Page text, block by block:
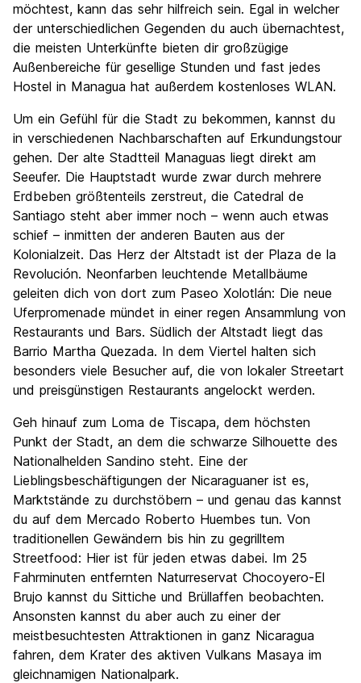
möchtest, kann das sehr hilfreich sein. Egal in welcher
der unterschiedlichen Gegenden du auch übernachtest,
die meisten Unterkünfte bieten dir großzügige
Außenbereiche für gesellige Stunden und fast jedes
Hostel in Managua hat außerdem kostenloses WLAN.
Um ein Gefühl für die Stadt zu bekommen, kannst du
in verschiedenen Nachbarschaften auf Erkundungstour
gehen. Der alte Stadtteil Managuas liegt direkt am
Seeufer. Die Hauptstadt wurde zwar durch mehrere
Erdbeben größtenteils zerstreut, die Catedral de
Santiago steht aber immer noch – wenn auch etwas
schief – inmitten der anderen Bauten aus der
Kolonialzeit. Das Herz der Altstadt ist der Plaza de la
Revolución. Neonfarben leuchtende Metallbäume
geleiten dich von dort zum Paseo Xolotlán: Die neue
Uferpromenade mündet in einer regen Ansammlung von
Restaurants und Bars. Südlich der Altstadt liegt das
Barrio Martha Quezada. In dem Viertel halten sich
besonders viele Besucher auf, die von lokaler Streetart
und preisgünstigen Restaurants angelockt werden.
Geh hinauf zum Loma de Tiscapa, dem höchsten
Punkt der Stadt, an dem die schwarze Silhouette des
Nationalhelden Sandino steht. Eine der
Lieblingsbeschäftigungen der Nicaraguaner ist es,
Marktstände zu durchstöbern – und genau das kannst
du auf dem Mercado Roberto Huembes tun. Von
traditionellen Gewändern bis hin zu gegrilltem
Streetfood: Hier ist für jeden etwas dabei. Im 25
Fahrminuten entfernten Naturreservat Chocoyero-El
Brujo kannst du Sittiche und Brüllaffen beobachten.
Ansonsten kannst du aber auch zu einer der
meistbesuchtesten Attraktionen in ganz Nicaragua
fahren, dem Krater des aktiven Vulkans Masaya im
gleichnamigen Nationalpark.